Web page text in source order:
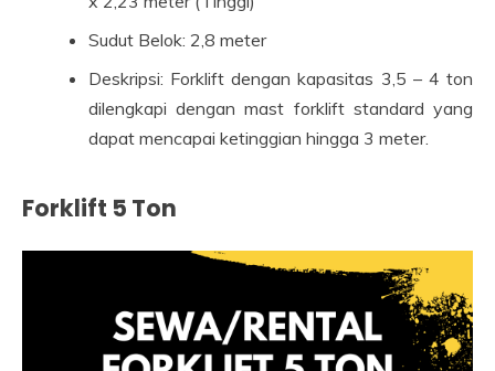
Sudut Belok: 2,8 meter
Deskripsi: Forklift dengan kapasitas 3,5 – 4 ton
dilengkapi dengan mast forklift standard yang
dapat mencapai ketinggian hingga 3 meter.
Forklift 5 Ton